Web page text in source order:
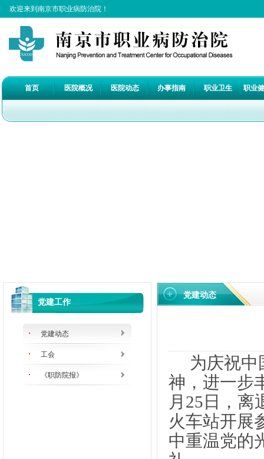
欢迎来到南京市职业病防治院！
首页 医院概况 医院动态 办事指南 职业卫生 职业
党建工作
党建动态
工会
《职防院报》
党建动态
为庆祝中
神，进一步
月25日，离
火车站开展
中重温党的